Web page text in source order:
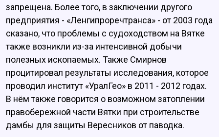
запрещена. Более того, в заключении другого
предприятия - «Ленгипроречтранса» - от 2003 года
сказано, что проблемы с судоходством на Вятке
также возникли из-за интенсивной добычи
полезных ископаемых. Также Смирнов
процитировал результаты исследования, которое
проводил институт «УралГео» в 2011 - 2012 годах.
В нём также говорится о возможном затоплении
правобережной части Вятки при строительстве
дамбы для защиты Вересников от паводка.